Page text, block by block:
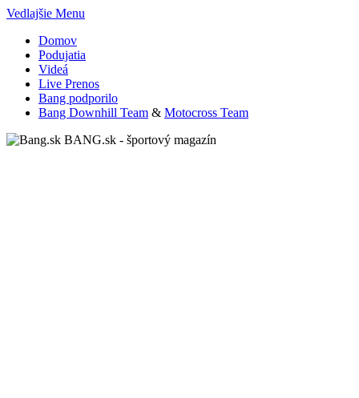
Vedlajšie Menu
Domov
Podujatia
Videá
Live Prenos
Bang podporilo
Bang Downhill Team & Motocross Team
BANG.sk - športový magazín